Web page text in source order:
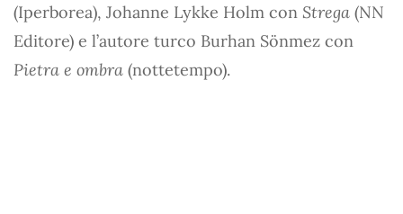
(Iperborea), Johanne Lykke Holm con Strega (NN
Editore) e l’autore turco Burhan Sönmez con
Pietra e ombra (nottetempo).